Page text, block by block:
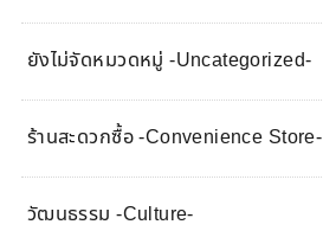
ยังไม่จัดหมวดหมู่ -Uncategorized-
ร้านสะดวกซื้อ -Convenience Store-
วัฒนธรรม -Culture-